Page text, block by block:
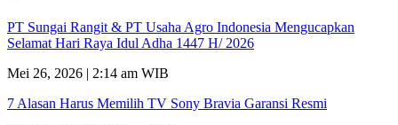
PT Sungai Rangit & PT Usaha Agro Indonesia Mengucapkan
Selamat Hari Raya Idul Adha 1447 H/ 2026
Mei 26, 2026 | 2:14 am WIB
7 Alasan Harus Memilih TV Sony Bravia Garansi Resmi